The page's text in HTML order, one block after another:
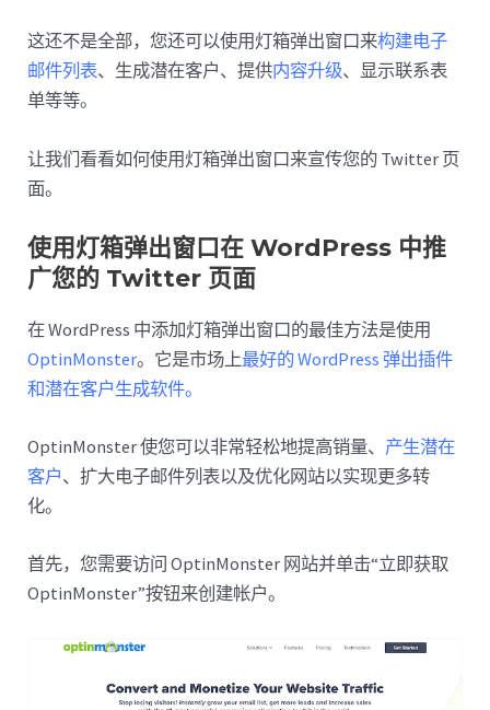
这还不是全部，您还可以使用灯箱弹出窗口来构建电子
邮件列表、生成潜在客户、提供内容升级、显示联系表
单等等。
让我们看看如何使用灯箱弹出窗口来宣传您的 Twitter 页
面。
使用灯箱弹出窗口在 WordPress 中推
广您的 Twitter 页面
在 WordPress 中添加灯箱弹出窗口的最佳方法是使用
OptinMonster。它是市场上最好的 WordPress 弹出插件
和潜在客户生成软件。
OptinMonster 使您可以非常轻松地提高销量、 产生潜在
客户、扩大电子邮件列表以及优化网站以实现更多转
化。
首先，您需要访问 OptinMonster 网站并单击“立即获取
OptinMonster”按钮来创建帐户。